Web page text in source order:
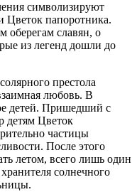
символизируют
Цветок папоротника.
оберегам славян, о
из легенд дошли до
престола
любовь. В
детей. Пришедший с
детям Цветок
частицы
После этого
летом, всего лишь один
солнечного